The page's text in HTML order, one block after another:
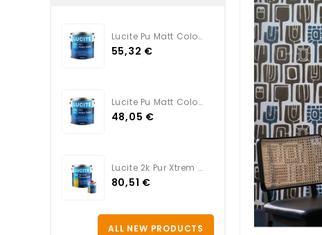
Lucite Pu Matt Color TEINTE
55,32 €
Lucite Pu Matt Color BLANC
48,05 €
Lucite 2k Pur Xtrem Satin...
80,51 €
ALL NEW PRODUCTS